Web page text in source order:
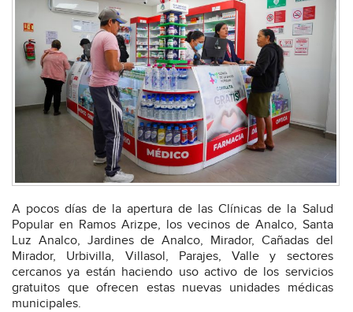
A pocos días de la apertura de las Clínicas de la Salud
Popular en Ramos Arizpe, los vecinos de Analco, Santa
Luz Analco, Jardines de Analco, Mirador, Cañadas del
Mirador, Urbivilla, Villasol, Parajes, Valle y sectores
cercanos ya están haciendo uso activo de los servicios
gratuitos que ofrecen estas nuevas unidades médicas
municipales.